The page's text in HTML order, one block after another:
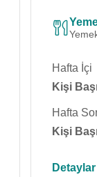
Hafta İçi
Kişi
Hafta
Kişi
Detaylar